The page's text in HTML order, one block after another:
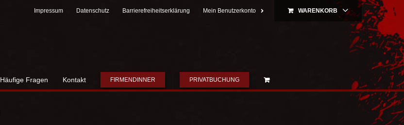
Impressum Datenschutz Barrierefreiheitserklärung Mein Benutzerkonto WARENKORB
Häufige Fragen Kontakt FIRMENDINNER PRIVATBUCHUNG